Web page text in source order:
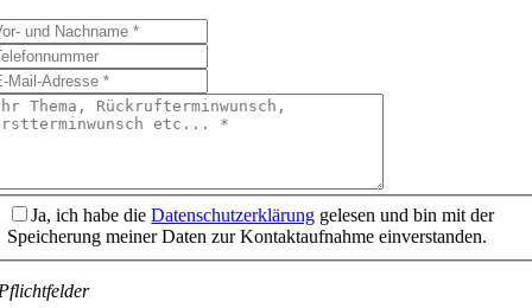
Ja, ich habe dieDatenschutzerklärung gelesen und bin mit der
Speicherung meiner Daten zur Kontaktaufnahme einverstanden.